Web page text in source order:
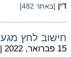
דין [באתר 482]
חישוב לחץ מגע
15 פברואר, 2022 |